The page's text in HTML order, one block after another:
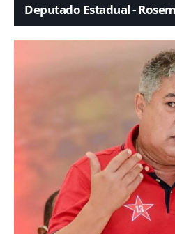
Deputado Estadual -